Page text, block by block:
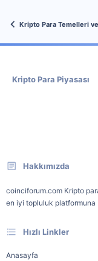
Kripto Para Temelleri ve
Kripto Para Piyasası
Hakkımızda
coinciforum.com Kripto
en iyi topluluk platformuna
Hızlı Linkler
Anasayfa